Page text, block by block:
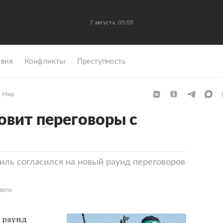
7 августа, 05:05
Конфликты Преступность
Мир
переговоры с
согласился на новый раунд переговоров
раунд